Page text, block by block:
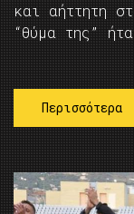
και αήττητη
“θύμα της”
Περισσότερα